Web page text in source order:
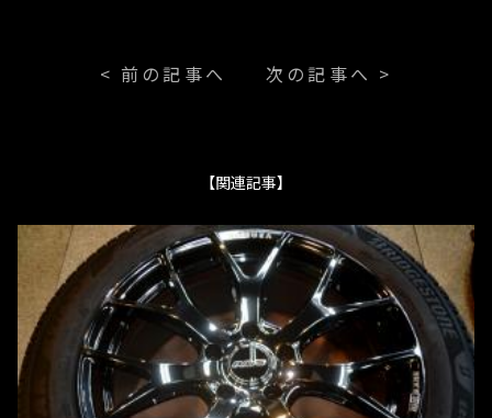
< 前の記事へ 次の記事へ >
【関連記事】